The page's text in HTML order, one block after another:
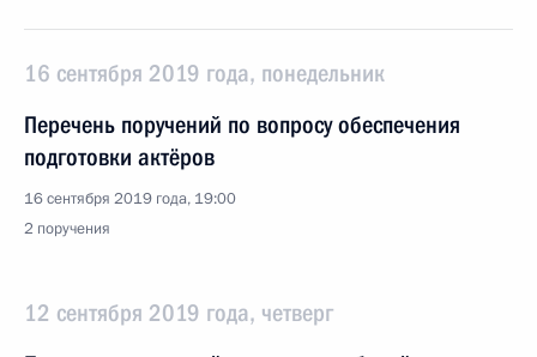
16 сентября 2019 года, понедельник
Перечень поручений по вопросу обеспечения
подготовки актёров
16 сентября 2019 года, 19:00
2 поручения
12 сентября 2019 года, четверг